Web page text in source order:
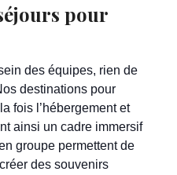
pour
des équipes, rien de
destinations pour
fois l’hébergement et
ainsi un cadre immersif
groupe permettent de
des souvenirs